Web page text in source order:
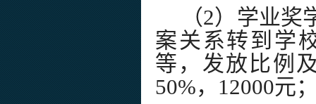
（2）学业奖
案关系转到学
等，发放比例
50%， 12000元